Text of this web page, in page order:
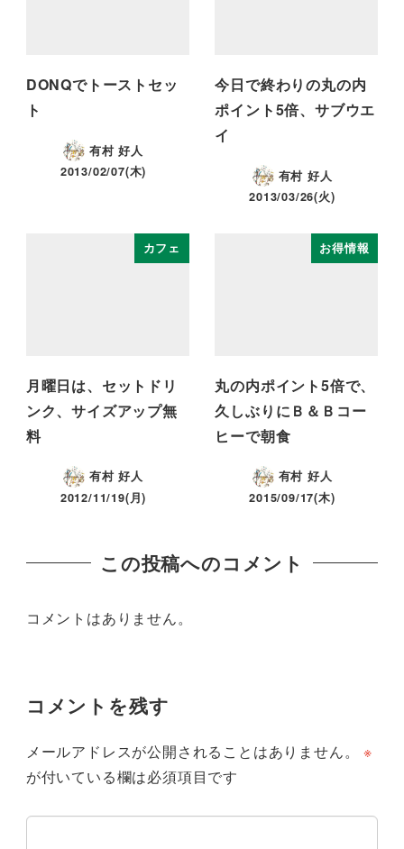
DONQでトーストセッ
ト
有村 好人
2013/02/07(木)
今日で終わりの丸の内
ポイント5倍、サブウエ
イ
有村 好人
2013/03/26(火)
カフェ
月曜日は、セットドリ
ンク、サイズアップ無
料
有村 好人
2012/11/19(月)
お得情報
丸の内ポイント5倍で、
久しぶりにＢ＆Ｂコー
ヒーで朝食
有村 好人
2015/09/17(木)
この投稿へのコメント
コメントはありません。
コメントを残す
メールアドレスが公開されることはありません。
※
が付いている欄は必須項目です